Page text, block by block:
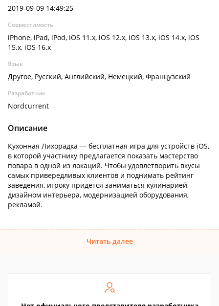
2019-09-09 14:49:25
Совместимость
iPhone, iPad, iPod, iOS 11.x, iOS 12.x, iOS 13.x, iOS 14.x, iOS
15.x, iOS 16.x
Язык
Другое, Русский, Английский, Немецкий, Французский
Разработчик
Nordcurrent
Описание
Кухонная Лихорадка — бесплатная игра для устройств iOS,
в которой участнику предлагается показать мастерство
повара в одной из локаций. Чтобы удовлетворить вкусы
самых привередливых клиентов и поднимать рейтинг
заведения, игроку придется заниматься кулинарией,
дизайном интерьера, модернизацией оборудования,
рекламой.
Читать далее